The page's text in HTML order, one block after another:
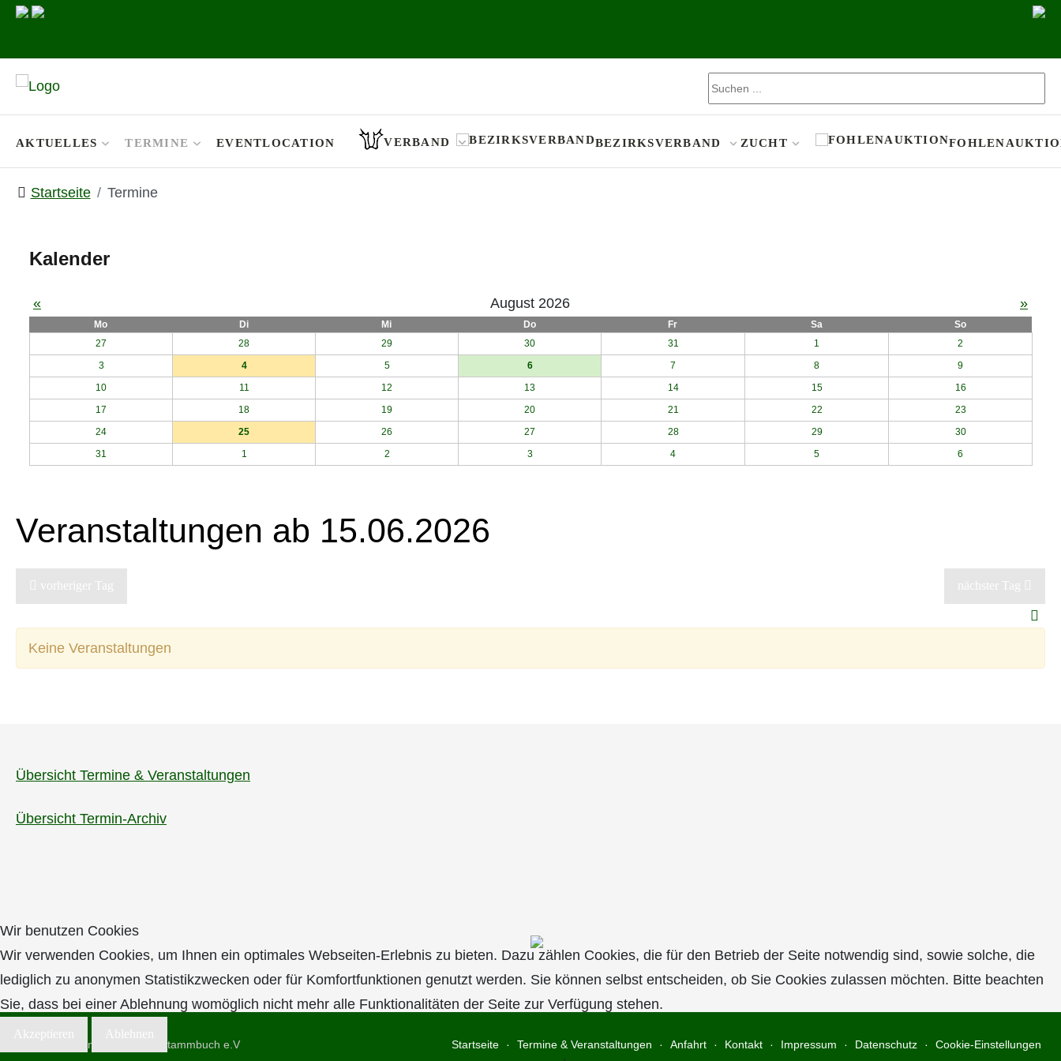
AKTUELLES TERMINE EVENTLOCATION VERBAND BEZIRKSVERBAND ZUCHT
Startseite Termine
Kalender
« August 2026 »
Mo Di Mi Do Fr Sa
So
27
28 29 30 31 1
2
3
4 5 6 7 8
9
10
11 12 13 14 15
16
17
18 19 20 21 22
23
24
25 26 27 28 29
30
31
1 2 3 4 5 6
Veranstaltungen ab 15.06.2026
vorheriger Tag nächster Tag
Keine Veranstaltungen
Übersicht Termine & Veranstaltungen
Übersicht Termin-Archiv
(c) 2026 Rheinisches Pferdestammbuch e.V Startseite Termine & Veranstaltungen Anfahrt Kontakt Impressum Datenschutz Cookie-Einstellungen
Wir benutzen Cookies
Wir verwenden Cookies, um Ihnen ein optimales Webseiten-Erlebnis zu bieten. Dazu zählen Cookies, die für den Betrieb der Seite notwendig sind, sowie solche, die
lediglich zu anonymen Statistikzwecken oder für Komfortfunktionen genutzt werden. Sie können selbst entscheiden, ob Sie Cookies zulassen möchten. Bitte beachten
Sie, dass bei einer Ablehnung womöglich nicht mehr alle Funktionalitäten der Seite zur Verfügung stehen.
Akzeptieren Ablehnen